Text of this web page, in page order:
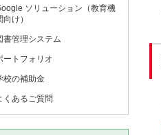
ソリューション（教育機
向け）
書管理システム
ートフォリオ
校の補助金
くあるご質問